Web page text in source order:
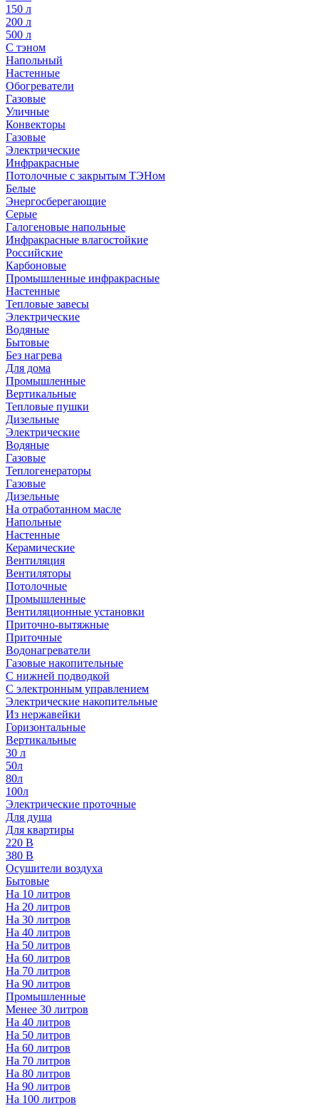
150 л
200 л
500 л
С тэном
Напольный
Настенные
Обогреватели
Газовые
Уличные
Конвекторы
Газовые
Электрические
Инфракрасные
Потолочные с закрытым ТЭНом
Белые
Энергосберегающие
Серые
Галогеновые напольные
Инфракрасные влагостойкие
Российские
Карбоновые
Промышленные инфракрасные
Настенные
Тепловые завесы
Электрические
Водяные
Бытовые
Без нагрева
Для дома
Промышленные
Вертикальные
Тепловые пушки
Дизельные
Электрические
Водяные
Газовые
Теплогенераторы
Газовые
Дизельные
На отработанном масле
Напольные
Настенные
Керамические
Вентиляция
Вентиляторы
Потолочные
Промышленные
Вентиляционные установки
Приточно-вытяжные
Приточные
Водонагреватели
Газовые накопительные
С нижней подводкой
С электронным управлением
Электрические накопительные
Из нержавейки
Горизонтальные
Вертикальные
30 л
50л
80л
100л
Электрические проточные
Для душа
Для квартиры
220 В
380 В
Осушители воздуха
Бытовые
На 10 литров
На 20 литров
На 30 литров
На 40 литров
На 50 литров
На 60 литров
На 70 литров
На 90 литров
Промышленные
Менее 30 литров
На 40 литров
На 50 литров
На 60 литров
На 70 литров
На 80 литров
На 90 литров
На 100 литров